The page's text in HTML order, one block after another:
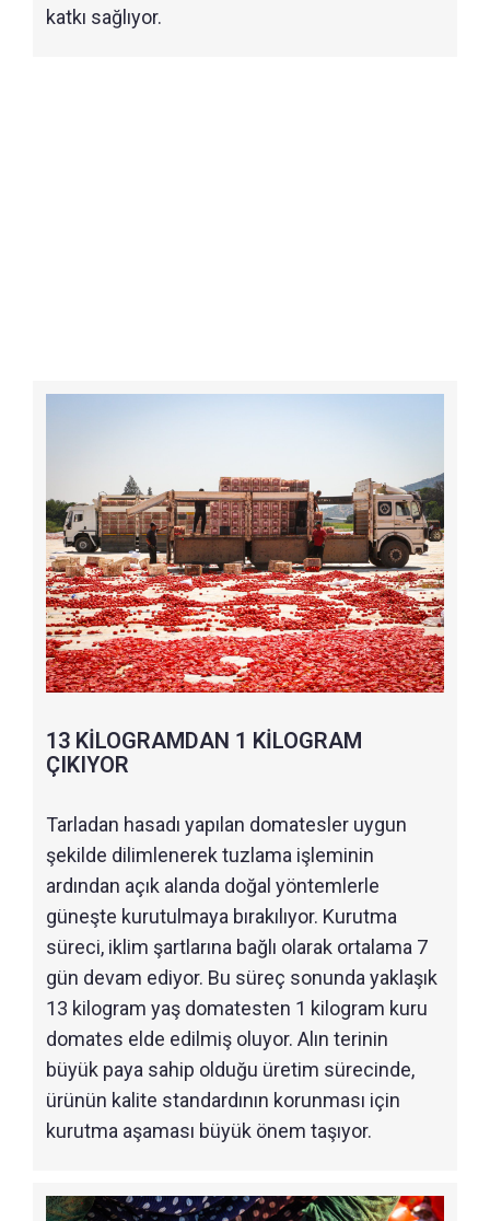
katkı sağlıyor.
13 KİLOGRAMDAN 1 KİLOGRAM
ÇIKIYOR
Tarladan hasadı yapılan domatesler uygun
şekilde dilimlenerek tuzlama işleminin
ardından açık alanda doğal yöntemlerle
güneşte kurutulmaya bırakılıyor. Kurutma
süreci, iklim şartlarına bağlı olarak ortalama 7
gün devam ediyor. Bu süreç sonunda yaklaşık
13 kilogram yaş domatesten 1 kilogram kuru
domates elde edilmiş oluyor. Alın terinin
büyük paya sahip olduğu üretim sürecinde,
ürünün kalite standardının korunması için
kurutma aşaması büyük önem taşıyor.